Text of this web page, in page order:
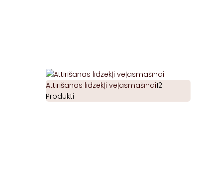
Attīrīšanas līdzekļi veļasmašīnai12
Produkti